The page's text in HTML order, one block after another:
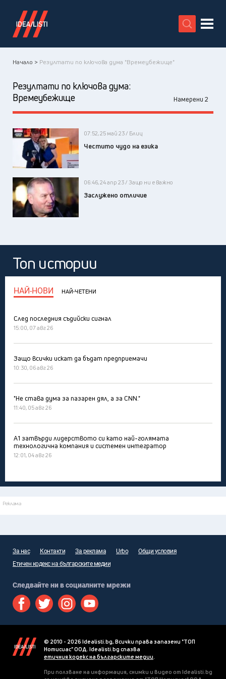
X
Начало > Резултати по ключова дума "Времеубежище"
Резултати по ключова дума:
Времеубежище
Намерени 2
07:52, 25 май 23 / Блиц
Честито чудо на езика
06:46, 24 апр 23 / Защо ни е важно
Заслужено отличие
Топ истории
НАЙ-НОВИ НАЙ-ЧЕТЕНИ
След последния съдийски сигнал
15:00, 07 авг 26
Защо всички искат да бъдат предприемачи
10:30, 06 авг 26
"Не става дума за пазарен дял, а за CNN."
11:40, 05 авг 26
А1 затвърди лидерството си като най-голямата
технологична компания и системен интегратор
12:01, 04 авг 26
Реклама
За нас Контакти За реклама Urbo
Общи условия
Етичен кодекс на българските медии
Следвайте ни в социалните мрежи
© 2010 - 2026 Idealisti.bg, Всички права запазени "ТОП
Нотисиас" ООД. Idealisti.bg спазва
етичния кодекс на българските медии.
При ползване на информация, снимки и видео от Idealisti.bg